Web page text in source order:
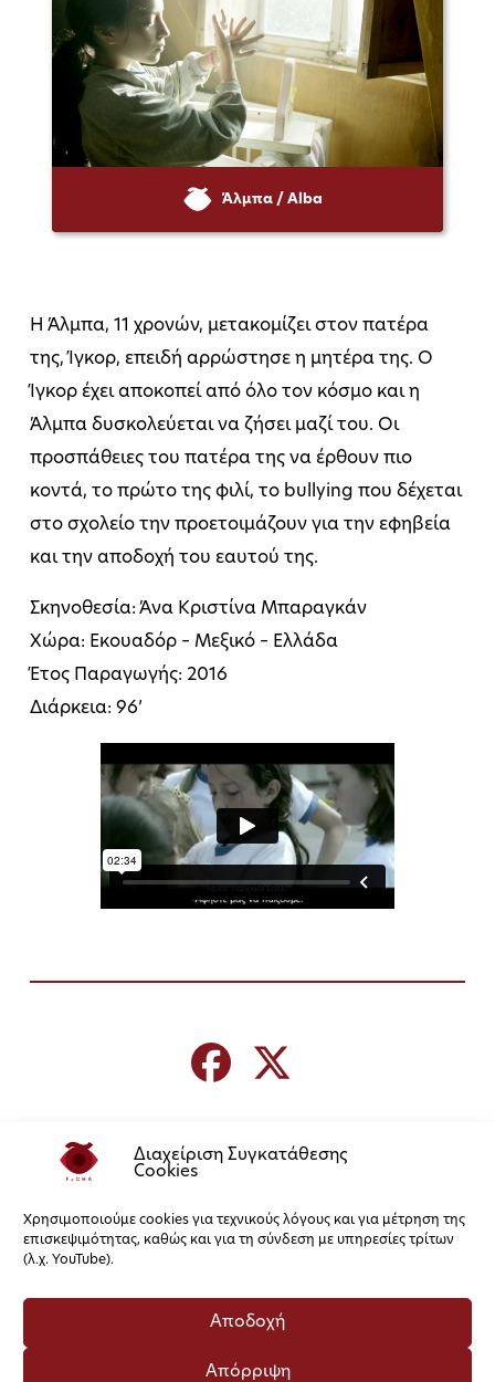
Διαχείριση Συγκατάθεσης
Cookies
Χρησιμοποιούμε cookies για τεχνικούς λόγους και για μέτρηση της
επισκεψιμότητας, καθώς και για τη σύνδεση με υπηρεσίες τρίτων
(λ.χ. YouTube).
Αποδοχή
Απόρριψη
Άλμπα / Alba
Η Άλμπα, 11 χρονών, μετακομίζει στον πατέρα
της, Ίγκορ, επειδή αρρώστησε η μητέρα της. Ο
Ίγκορ έχει αποκοπεί από όλο τον κόσμο και η
Άλμπα δυσκολεύεται να ζήσει μαζί του. Οι
προσπάθειες του πατέρα της να έρθουν πιο
κοντά, το πρώτο της φιλί, το bullying που δέχεται
στο σχολείο την προετοιμάζουν για την εφηβεία
και την αποδοχή του εαυτού της.
Σκηνοθεσία: Άνα Κριστίνα Μπαραγκάν
Χώρα: Εκουαδόρ – Μεξικό – Ελλάδα
Έτος Παραγωγής: 2016
Διάρκεια: 96’